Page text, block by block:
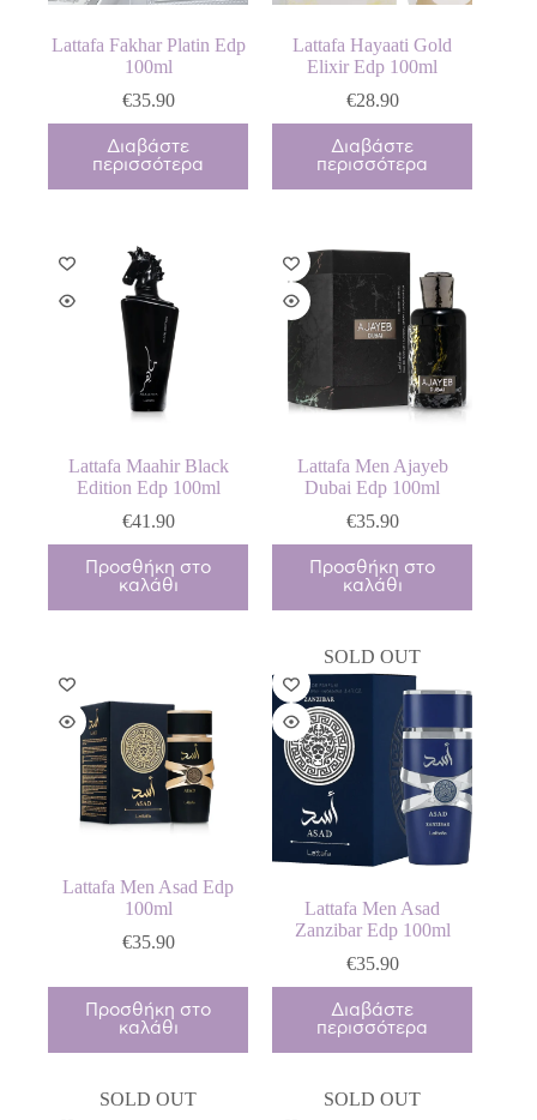
Lattafa Fakhar Platin Edp
100ml
€35.90
Διαβάστε
περισσότερα
Lattafa Hayaati Gold
Elixir Edp 100ml
€28.90
Διαβάστε
περισσότερα
Lattafa Maahir Black
Edition Edp 100ml
€41.90
Προσθήκη στο
καλάθι
Lattafa Men Ajayeb
Dubai Edp 100ml
€35.90
Προσθήκη στο
καλάθι
Lattafa Men Asad Edp
100ml
€35.90
Προσθήκη στο
καλάθι
SOLD OUT
Lattafa Men Asad
Zanzibar Edp 100ml
€35.90
Διαβάστε
περισσότερα
SOLD OUT SOLD OUT